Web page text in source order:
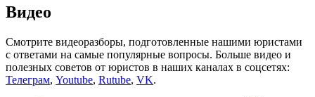
Видео
Смотрите видеоразборы, подготовленные нашими юристами
с ответами на самые популярные вопросы. Больше видео и
полезных советов от юристов в наших каналах в соцсетях:
Телеграм, Youtube, Rutube, VK.